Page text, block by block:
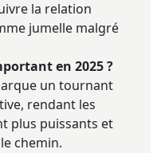
la relation
jumelle malgré
en 2025 ?
un tournant
rendant les
plus puissants et
chemin.